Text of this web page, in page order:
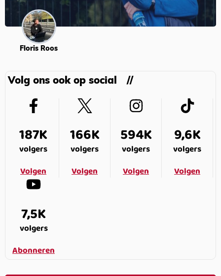
Floris Roos
Volg ons ook op social
187K
volgers
Volgen
166K
volgers
Volgen
594K
volgers
Volgen
9,6K
volgers
Volgen
7,5K
volgers
Abonneren